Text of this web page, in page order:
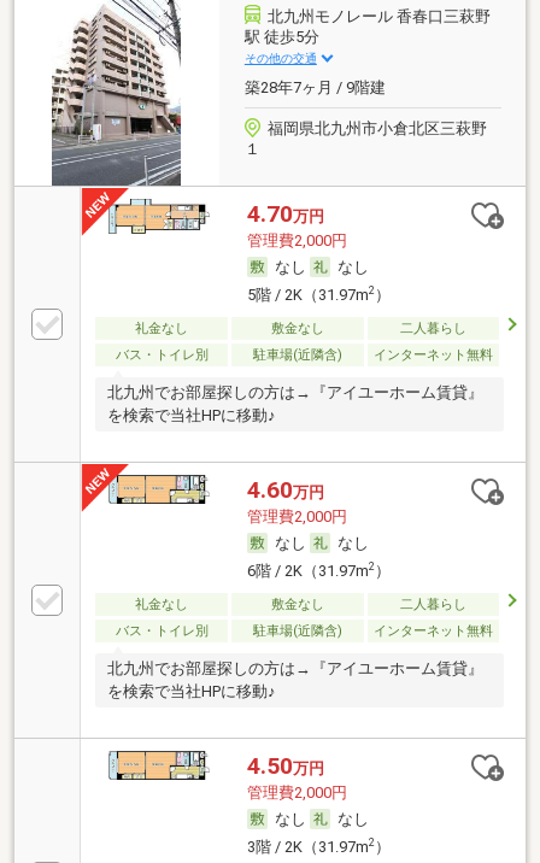
北九州モノレール 香春口三萩野
駅 徒歩5分
その他の交通
築28年7ヶ月 / 9階建
福岡県北九州市小倉北区三萩野
１
4.70万円
管理費2,000円
なし
なし
5階 / 2K（31.97m2）
礼金なし 敷金なし
二人暮らし
バス・トイレ別
駐車場(近隣含) インターネット無料
北九州でお部屋探しの方は→『アイユーホーム賃貸』
を検索で当社HPに移動♪
4.60万円
管理費2,000円
なし
なし
6階 / 2K（31.97m2）
礼金なし 敷金なし
二人暮らし
バス・トイレ別
駐車場(近隣含) インターネット無料
北九州でお部屋探しの方は→『アイユーホーム賃貸』
を検索で当社HPに移動♪
4.50万円
管理費2,000円
なし
なし
3階 / 2K（31.97m2）